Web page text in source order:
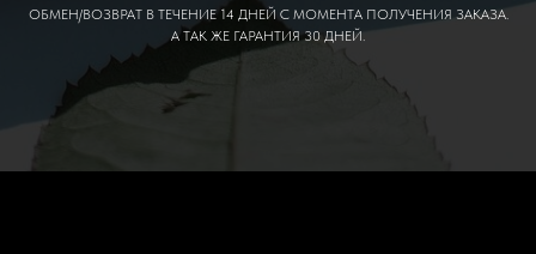
ОБМЕН/ВОЗВРАТ В ТЕЧЕНИЕ 14 ДНЕЙ С МОМЕНТА ПОЛУЧЕНИЯ ЗАКАЗА.
А ТАК ЖЕ ГАРАНТИЯ 30 ДНЕЙ.